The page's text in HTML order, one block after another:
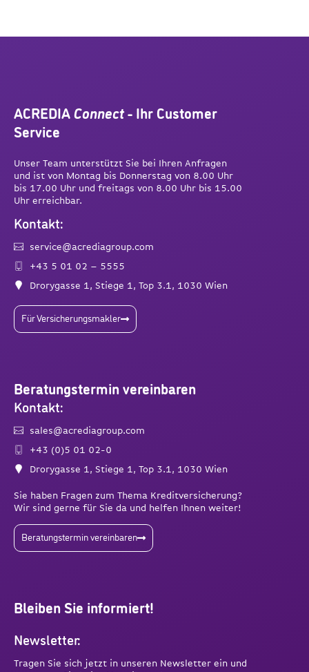
ACREDIA Connect- Ihr Customer
Service
Unser Team unterstützt Sie bei Ihren Anfragen
und ist von Montag bis Donnerstag von 8.00 Uhr
bis 17.00 Uhr und freitags von 8.00 Uhr bis 15.00
Uhr erreichbar.
Kontakt:
service@acrediagroup.com
+43 5 01 02 – 5555
Drorygasse 1, Stiege 1, Top 3.1, 1030 Wien
Für Versicherungsmakler
Beratungstermin vereinbaren
Kontakt:
sales@acrediagroup.com
+43 (0)5 01 02-0
Drorygasse 1, Stiege 1, Top 3.1, 1030 Wien
Sie haben Fragen zum Thema Kreditversicherung?
Wir sind gerne für Sie da und helfen Ihnen weiter!
Beratungstermin vereinbaren
Bleiben Sie informiert!
Newsletter:
Tragen Sie sich jetzt in unseren Newsletter ein und